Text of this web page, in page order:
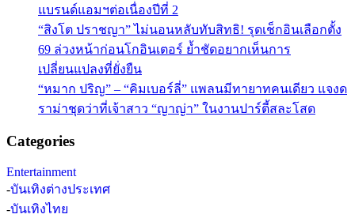
แบรนด์แอมฯต่อเนื่องปีที่ 2
“สิงโต ปราชญา” ไม่นอนหลับทับสิทธิ! รุดเช็กอินเลือกตั้ง
69 ล่วงหน้าก่อนโกอินเตอร์ ย้ำชัดอยากเห็นการ
เปลี่ยนแปลงที่ยั่งยืน
“หมาก ปริญ” – “คิมเบอร์ลี่” แพลนมีทายาทคนเดียว แจงด
ราม่าชุดว่าที่เจ้าสาว “ญาญ่า” ในงานปาร์ตี้สละโสด
Categories
Entertainment
-บันเทิงต่างประเทศ
-บันเทิงไทย